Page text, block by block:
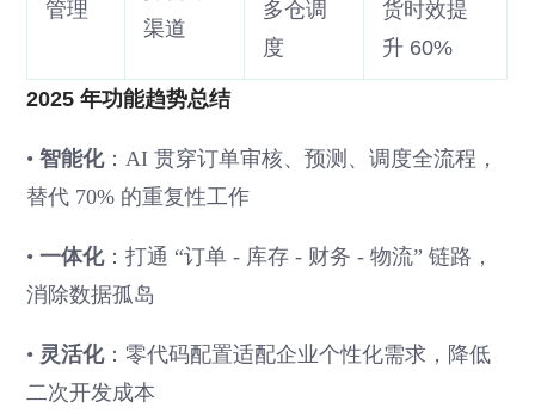
管理
渠道
多仓调
度
货时效提
升 60%
2025 年功能趋势总结
•智能化：AI 贯穿订单审核、预测、调度全流程，
替代 70% 的重复性工作
•一体化：打通 “订单 - 库存 - 财务 - 物流” 链路，
消除数据孤岛
• 灵活化：零代码配置适配企业个性化需求，降低
二次开发成本